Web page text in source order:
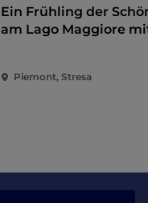
Ein Frühling der
am Lago Maggiore
der Villa Taranto
Piemont, Stresa